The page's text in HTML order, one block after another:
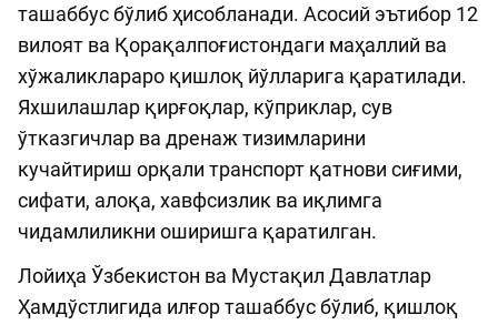
ташаббус бўлиб ҳисобланади. Асосий эътибор 12
вилоят ва Қорақалпоғистондаги маҳаллий ва
хўжаликлараро қишлоқ йўлларига қаратилади.
Яхшилашлар қирғоқлар, кўприклар, сув
ўтказгичлар ва дренаж тизимларини
кучайтириш орқали транспорт қатнови сиғими,
сифати, алоқа, хавфсизлик ва иқлимга
чидамлиликни оширишга қаратилган.
Лойиҳа Ўзбекистон ва Мустақил Давлатлар
Ҳамдўстлигида илғор ташаббус бўлиб, қишлоқ